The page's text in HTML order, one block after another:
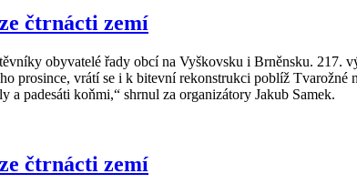
čtrnácti zemí
obyvatelé řady obcí na Vyškovsku i Brněnsku. 217.
prosince, vrátí se i k bitevní rekonstrukci poblíž
a padesáti koňmi,“ shrnul za organizátory Jakub Samek.
čtrnácti zemí